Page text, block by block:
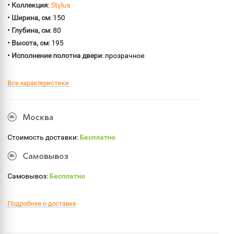
• Коллекция:Stylus
• Ширина, см: 150
• Глубина, см: 80
• Высота, см: 195
• Исполнение полотна двери: прозрачное
Все характеристики
Москва
Стоимость доставки:Бесплатно
Самовывоз
Самовывоз:Бесплатно
Подробнее о доставке